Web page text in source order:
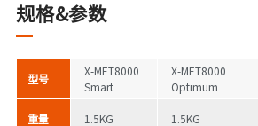
规格&参数
型号
X-MET8000
Smart
X-MET8000
Optimum
重量 1.5KG 1.5KG